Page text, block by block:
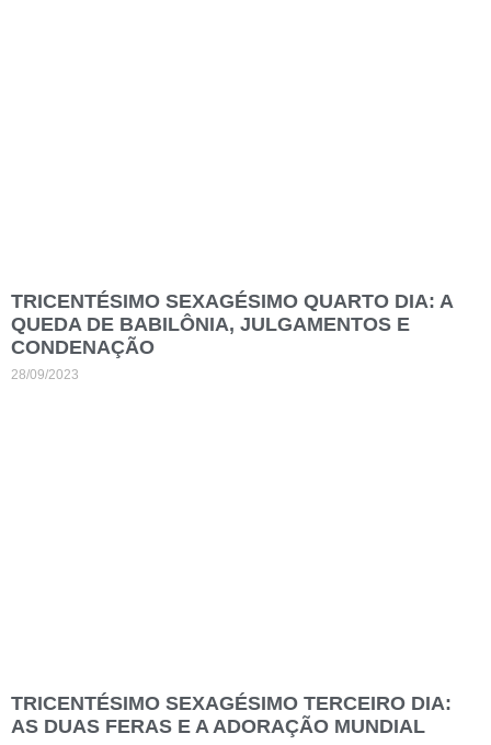
TRICENTÉSIMO SEXAGÉSIMO QUARTO DIA: A
QUEDA DE BABILÔNIA, JULGAMENTOS E
CONDENAÇÃO
28/09/2023
TRICENTÉSIMO SEXAGÉSIMO TERCEIRO DIA:
AS DUAS FERAS E A ADORAÇÃO MUNDIAL